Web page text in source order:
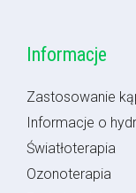
Informacje
Zastosowanie
Informacje o
Światłoterapia
Ozonoterapia